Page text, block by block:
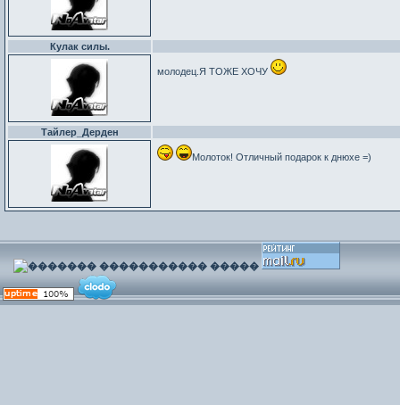
Кулак силы.
молодец.Я ТОЖЕ ХОЧУ
Тайлер_Дерден
Молоток! Отличный подарок к днюхе =)